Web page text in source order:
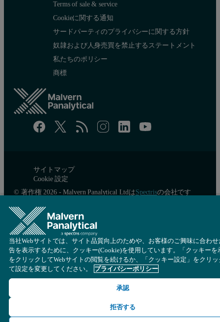
Terms of sale & service
Cookieに関する通知
サードパーティのプライバシーに関する方針
奴隷および人身売買を禁止するステートメント
私たちのポリシー
商標
サイトマップ
Cookie 設定
© 著作権 2026 - Malvern Panalytical LtdはSpectrisの会社です
当社Webサイトでは、サイト品質向上のためや、お客様のご興味に合わせ
告を表示するために、クッキー(Cookie)を使用しています。「クッキーを
をクリックしてWebサイトの閲覧を続けるか、「クッキー設定」をクリッ
て設定を変更してください。
プライバシーポリシー
承認
拒否する